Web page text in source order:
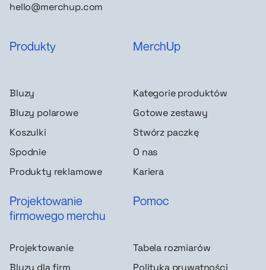
hello@merchup.com
Produkty
Bluzy
Bluzy polarowe
Koszulki
Spodnie
Produkty reklamowe
MerchUp
Kategorie produktów
Gotowe zestawy
Stwórz paczkę
O nas
Kariera
Projektowanie
firmowego merchu
Projektowanie
Bluzy dla firm
Pomoc
Tabela rozmiarów
Polityka prywatności